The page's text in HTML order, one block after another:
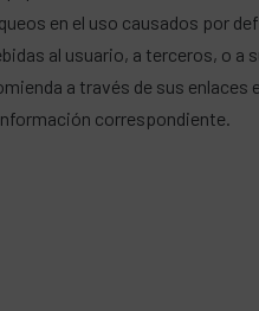
en el uso causados por
al usuario, a terceros, o
a través de sus
correspondiente.